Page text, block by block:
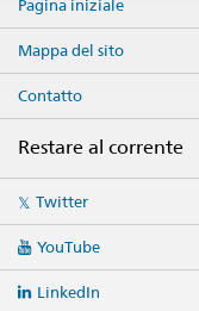
Pagina iniziale
Mappa del sito
Contatto
Restare al corrente
mediaTwitter
YouTube
LinkedIn